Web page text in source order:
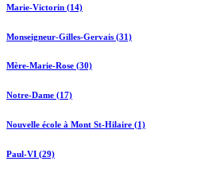
Marie-Victorin (14)
Monseigneur-Gilles-Gervais (31)
Mère-Marie-Rose (30)
Notre-Dame (17)
Nouvelle école à Mont St-Hilaire (1)
Paul-VI (29)